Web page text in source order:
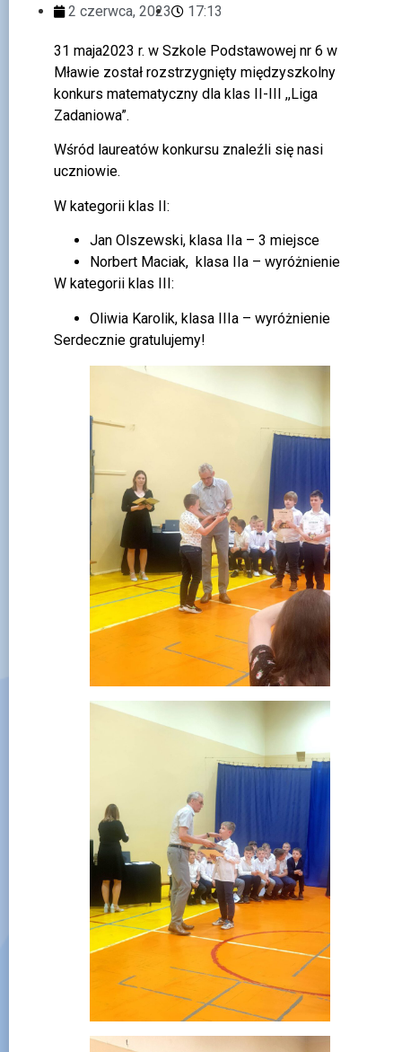
2 czerwca, 2023 17:13
31 maja2023 r. w Szkole Podstawowej nr 6 w
Mławie został rozstrzygnięty międzyszkolny
konkurs matematyczny dla klas II-III ,,Liga
Zadaniowa”.
Wśród laureatów konkursu znaleźli się nasi
uczniowie.
W kategorii klas II:
Jan Olszewski, klasa IIa – 3 miejsce
Norbert Maciak, klasa IIa – wyróżnienie
W kategorii klas III:
Oliwia Karolik, klasa IIIa – wyróżnienie
Serdecznie gratulujemy!